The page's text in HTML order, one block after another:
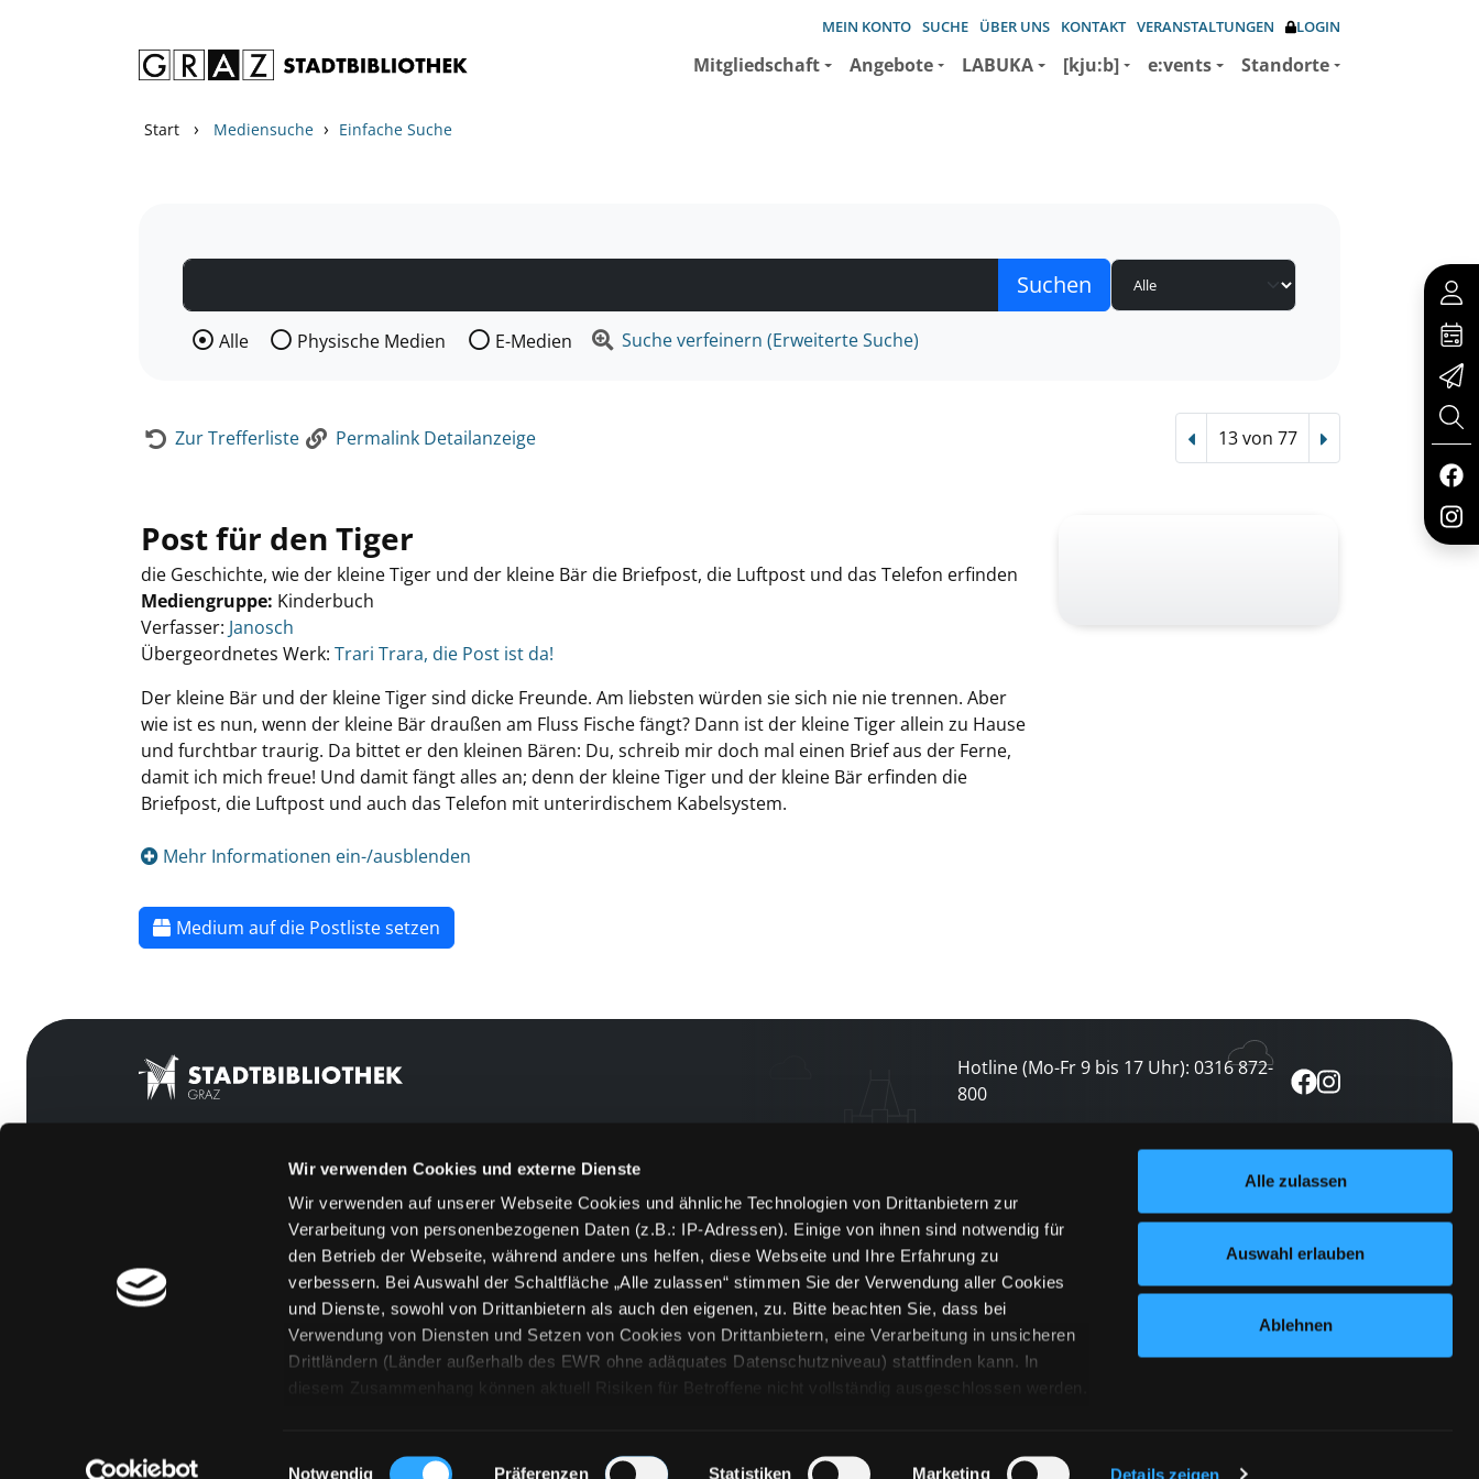
Wir verwenden Cookies und externe Dienste
Wir verwenden auf unserer Webseite Cookies und ähnliche Technologien von Drittanbietern zur
Verarbeitung von personenbezogenen Daten (z.B.: IP-Adressen). Einige von ihnen sind notwendig für
den Betrieb der Webseite, während andere uns helfen, diese Webseite und Ihre Erfahrung zu
verbessern. Bei Auswahl der Schaltfläche „Alle zulassen“ stimmen Sie der Verwendung aller Cookies
und Dienste, sowohl von Drittanbietern als auch den eigenen, zu. Bitte beachten Sie, dass bei
Verwendung von Diensten und Setzen von Cookies von Drittanbietern, eine Verarbeitung in unsicheren
Drittländern (Länder außerhalb des EWR ohne adäquates Datenschutzniveau) stattfinden kann. In
diesem Zusammenhang können aktuell Risiken für Betroffene nicht vollständig ausgeschlossen werden.
„Details zeigen“ finden Sie Erklärungen zu den verschiedenen Kategorien von Cookies und ähnlichen
Einwilligungsauswahl
Notwendig Präferenzen Statistiken Marketing Details zeigen
Alle zulassen
Auswahl erlauben
Ablehnen
MEIN KONTO SUCHE ÜBER UNS KONTAKT VERANSTALTUNGEN LOGIN
Mitgliedschaft Angebote LABUKA [kju:b] e:vents Standorte
Start › Mediensuche › Einfache Suche
Wählen Sie die Medienart nach der Sie suchen wollen.
Alle Physische Medien E-Medien Suche verfeinern (Erweiterte Suche)
Zur Trefferliste Permalink Detailanzeige Vorheriger Treffer
13 von 77 Nächster Treffer
Post für den Tiger
die Geschichte, wie der kleine Tiger und der kleine Bär die Briefpost, die Luftpost und das Telefon erfinden
Mediengruppe: Kinderbuch
Verfasser: Janosch
Übergeordnetes Werk: Trari Trara, die Post ist da!
Der kleine Bär und der kleine Tiger sind dicke Freunde. Am liebsten würden sie sich nie nie trennen. Aber
wie ist es nun, wenn der kleine Bär draußen am Fluss Fische fängt? Dann ist der kleine Tiger allein zu Hause
und furchtbar traurig. Da bittet er den kleinen Bären: Du, schreib mir doch mal einen Brief aus der Ferne,
damit ich mich freue! Und damit fängt alles an; denn der kleine Tiger und der kleine Bär erfinden die
Briefpost, die Luftpost und auch das Telefon mit unterirdischem Kabelsystem.
Mehr Informationen ein-/ausblenden
Medium auf die Postliste setzen
Hotline (Mo-Fr 9 bis 17 Uhr): 0316 872-
800
[kju:b]
Feedback
Kontakt
Über uns
Jobs
Medienwunsch
FAQs
Newsletter abonnieren
und keine Veranstaltung verpassen
jetzt abonnieren